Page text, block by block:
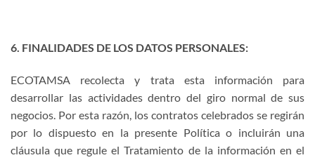
6. FINALIDADES DE LOS DATOS PERSONALES:
ECOTAMSA recolecta y trata esta información para
desarrollar las actividades dentro del giro normal de sus
negocios. Por esta razón, los contratos celebrados se regirán
por lo dispuesto en la presente Política o incluirán una
cláusula que regule el Tratamiento de la información en el